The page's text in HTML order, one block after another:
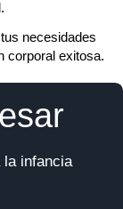
necesidades
corporal exitosa.